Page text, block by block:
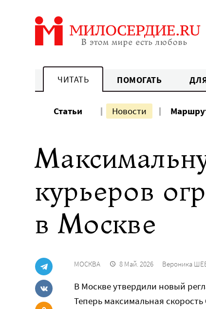
ЧИТАТЬ ПОМОГАТЬ
Статьи Новости
курьеров
в Москве
МОСКВА 8 Май. 2026 Вероника
В Москве утвердили новый
Теперь максимальная